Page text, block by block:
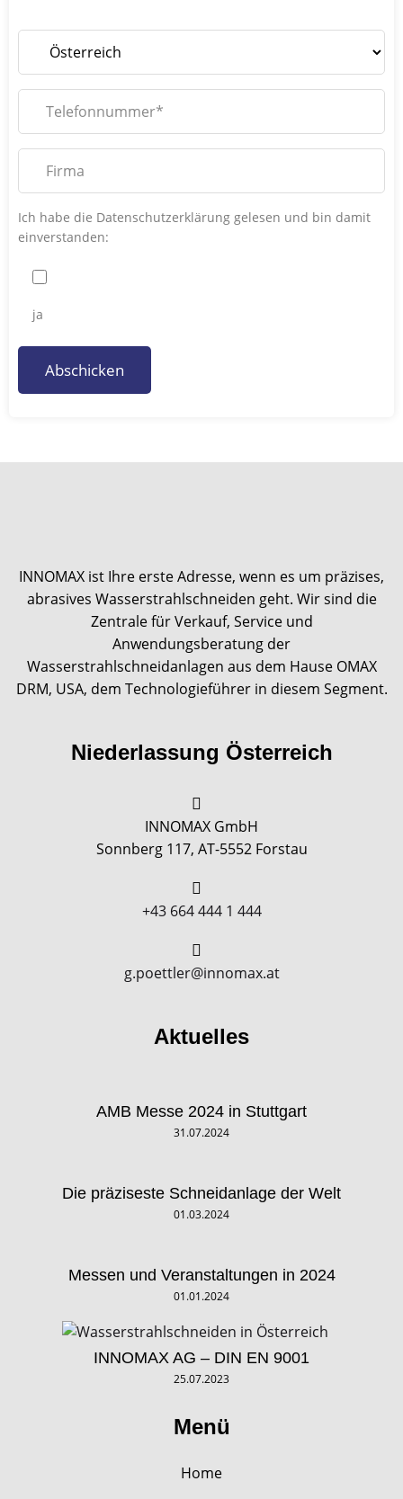
dieses
leer.
dieses
Feld
lassen
Ich habe die Datenschutzerklärung gelesen und bin damit
einverstanden:
ja
Abschicken
INNOMAX ist Ihre erste Adresse, wenn es um präzises,
abrasives Wasserstrahlschneiden geht. Wir sind die
Zentrale für Verkauf, Service und
Anwendungsberatung der
Wasserstrahlschneidanlagen aus dem Hause OMAX
DRM, USA, dem Technologieführer in diesem Segment.
Niederlassung Österreich
INNOMAX GmbH
Sonnberg 117, AT-5552 Forstau
+43 664 444 1 444
g.poettler@innomax.at
Aktuelles
AMB Messe 2024 in Stuttgart
31.07.2024
Die präziseste Schneidanlage der Welt
01.03.2024
Messen und Veranstaltungen in 2024
01.01.2024
INNOMAX AG – DIN EN 9001
25.07.2023
Menü
Home